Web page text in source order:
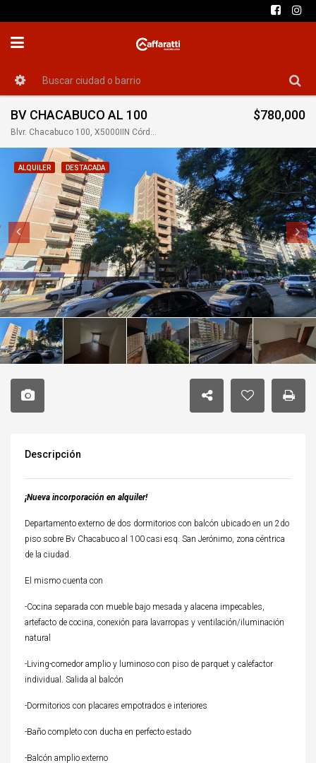
BV CHACABUCO AL 100
Blvr. Chacabuco 100, X5000IIN Córdoba, Argentina
$780,000
ALQUILER DESTACADA
Descripción
¡Nueva incorporación en alquiler!
Departamento externo de dos dormitorios con balcón ubicado en un 2do
piso sobre Bv Chacabuco al 100 casi esq. San Jerónimo, zona céntrica
de la ciudad.
El mismo cuenta con
-Cocina separada con mueble bajo mesada y alacena impecables,
artefacto de cocina, conexión para lavarropas y ventilación/iluminación
natural
-Living-comedor amplio y luminoso con piso de parquet y calefactor
individual. Salida al balcón
-Dormitorios con placares empotrados e interiores
-Baño completo con ducha en perfecto estado
-Balcón amplio externo